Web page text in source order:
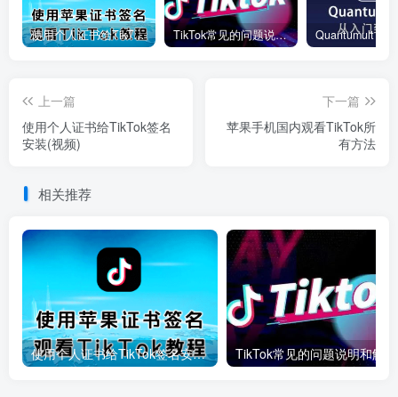
使用个人证书给TikTok签名安装(视频) TikTok常见的问题说明和解决方法
上一篇
使用个人证书给TikTok签名
安装(视频)
下一篇
苹果手机国内观看TikTok所
有方法
相关推荐
使用个人证书给TikTok签名安装(视频)